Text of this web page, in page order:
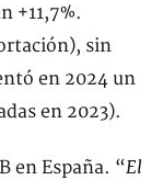
+11,7%.
sin
en 2024 un
en 2023).
en España. “El